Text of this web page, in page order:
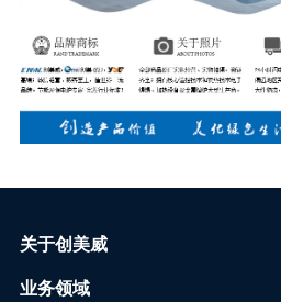
关于创美威
业务领域